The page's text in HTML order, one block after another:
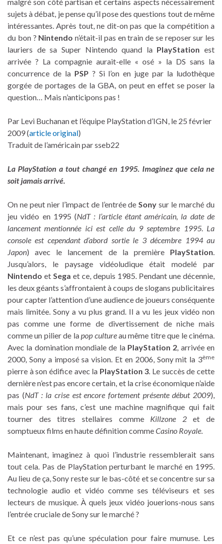
sujets à débat, je pense qu’il pose des questions tout de même
intéressantes. Après tout, ne dit-on pas que la compétition a
du bon ? Nintendo n’était-il pas en train de se reposer sur les
lauriers de sa Super Nintendo quand la PlayStation est
arrivée ? La compagnie aurait-elle « osé » la DS sans la
concurrence de la PSP ? Si l’on en juge par la ludothèque
gorgée de portages de la GBA, on peut en effet se poser la
question… Mais n’anticipons pas !
Par Levi Buchanan et l’équipe PlayStation d’IGN, le 25 février
2009 (article original)
Traduit de l’américain par sseb22
La PlayStation a tout changé en 1995. Imaginez que cela ne
soit jamais arrivé.
On ne peut nier l’impact de l’entrée de Sony sur le marché du
jeu vidéo en 1995 (NdT : l’article étant américain, la date de
lancement mentionnée ici est celle du 9 septembre 1995. La
console est cependant d’abord sortie le 3 décembre 1994 au
Japon) avec le lancement de la première PlayStation
Jusqu’alors, le paysage vidéoludique était modelé par
Nintendo et Sega et ce, depuis 1985. Pendant une décennie,
les deux géants s’affrontaient à coups de slogans publicitaires
pour capter l’attention d’une audience de joueurs conséquente
mais limitée. Sony a vu plus grand. Il a vu les jeux vidéo non
pas comme une forme de divertissement de niche mais
comme un pilier de la pop cultureau même titre que le cinéma.
Avec la domination mondiale de la PlayStation 2 , arrivée en
2000, Sony a imposé sa vision. Et en 2006, Sony mit la 3ème
pierre à son édifice avec la PlayStation 3 . Le succès de cette
dernière n’est pas encore certain, et la crise économique n’aide
pas (NdT : la crise est encore fortement présente début 2009),
mais pour ses fans, c’est une machine magnifique qui fait
tourner des titres stellaires comme Killzone 2et de
somptueux films en haute définition commeCasino Royale
Maintenant, imaginez à quoi l’industrie ressemblerait sans
tout cela. Pas de PlayStation perturbant le marché en 1995.
Au lieu de ça, Sony reste sur le bas-côté et se concentre sur sa
technologie audio et vidéo comme ses téléviseurs et ses
lecteurs de musique. À quels jeux vidéo jouerions-nous sans
l’entrée cruciale de Sony sur le marché ?
Et ce n’est pas qu’une spéculation pour faire mumuse. Les